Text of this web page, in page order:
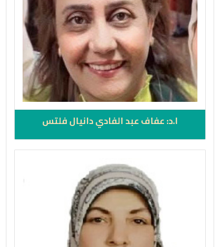
ا.د: عفاف عبد الفادي دانيال فلتس